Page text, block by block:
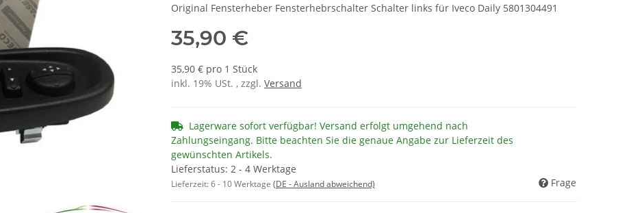
Original Fensterheber Fensterhebrschalter Schalter links für Iveco Daily 5801304491
35,90 €
35,90 € pro 1 Stück
inkl. 19% USt. , zzgl. Versand
Lagerware sofort verfügbar! Versand erfolgt umgehend nach
Zahlungseingang. Bitte beachten Sie die genaue Angabe zur Lieferzeit des
gewünschten Artikels.
Lieferstatus: 2 - 4 Werktage
Lieferzeit:6 - 10 Werktage (DE - Ausland abweichend) Frage